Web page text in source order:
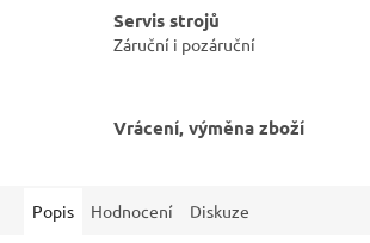
Servis strojů
Záruční i pozáruční
Vrácení, výměna zboží
Popis Hodnocení Diskuze